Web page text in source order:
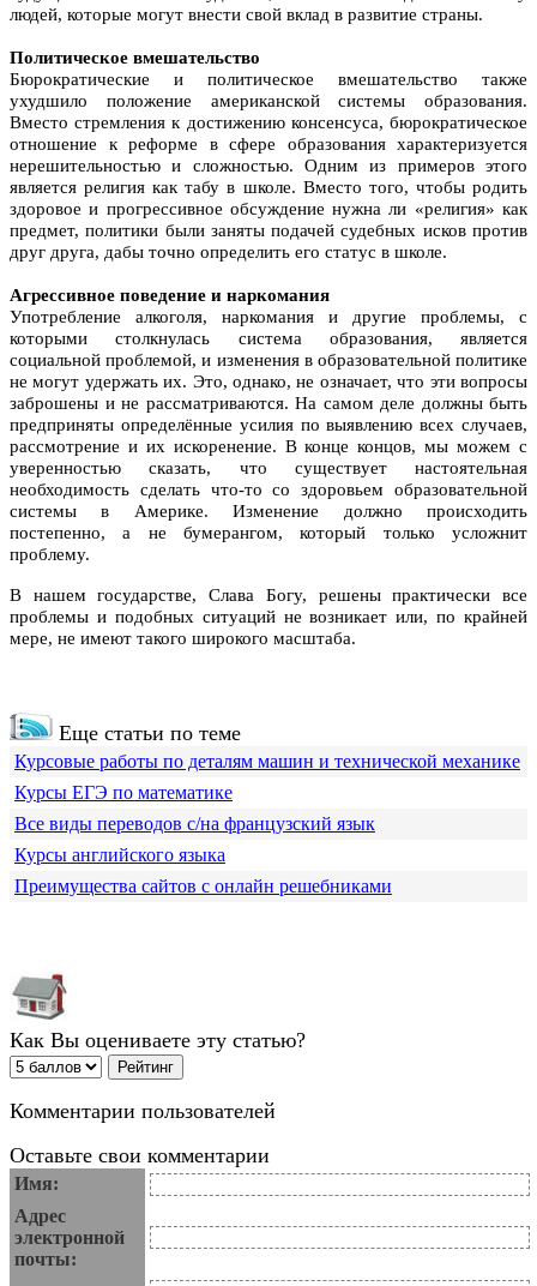
людей, которые могут внести свой вклад в развитие страны.
Политическое вмешательство
Бюрократические и политическое вмешательство также
ухудшило положение американской системы образования.
Вместо стремления к достижению консенсуса, бюрократическое
отношение к реформе в сфере образования характеризуется
нерешительностью и сложностью. Одним из примеров этого
является религия как табу в школе. Вместо того, чтобы родить
здоровое и прогрессивное обсуждение нужна ли «религия» как
предмет, политики были заняты подачей судебных исков против
друг друга, дабы точно определить его статус в школе.
Агрессивное поведение и наркомания
Употребление алкоголя, наркомания и другие проблемы, с
которыми столкнулась система образования, является
социальной проблемой, и изменения в образовательной политике
не могут удержать их. Это, однако, не означает, что эти вопросы
заброшены и не рассматриваются. На самом деле должны быть
предприняты определённые усилия по выявлению всех случаев,
рассмотрение и их искоренение. В конце концов, мы можем с
уверенностью сказать, что существует настоятельная
необходимость сделать что-то со здоровьем образовательной
системы в Америке. Изменение должно происходить
постепенно, а не бумерангом, который только усложнит
проблему.
В нашем государстве, Слава Богу, решены практически все
проблемы и подобных ситуаций не возникает или, по крайней
мере, не имеют такого широкого масштаба.
Еще статьи по теме
Курсовые работы по деталям машин и технической механике
Курсы ЕГЭ по математике
Все виды переводов с/на французский язык
Курсы английского языка
Преимущества сайтов с онлайн решебниками
Как Вы оцениваете эту статью?
Комментарии пользователей
Оставьте свои комментарии
Имя:
Адрес
электронной
почты: